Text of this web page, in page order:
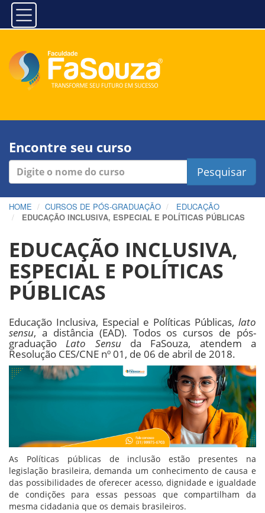
Encontre seu curso
Pesquisar
HOME CURSOS DE PÓS-GRADUAÇÃO
EDUCAÇÃO
EDUCAÇÃO INCLUSIVA, ESPECIAL E POLÍTICAS PÚBLICAS
EDUCAÇÃO INCLUSIVA,
ESPECIAL E POLÍTICAS
PÚBLICAS
Educação Inclusiva, Especial e Políticas Públicas, lato
sensu, a distância (EAD). Todos os cursos de pós-
graduaçãoLato Sensuda FaSouza, atendem a
Resolução CES/CNE nº 01, de 06 de abril de 2018.
As Políticas públicas de inclusão estão presentes na
legislação brasileira, demanda um conhecimento de causa e
das possibilidades de oferecer acesso, dignidade e igualdade
de condições para essas pessoas que compartilham da
mesma cidadania que os demais brasileiros.